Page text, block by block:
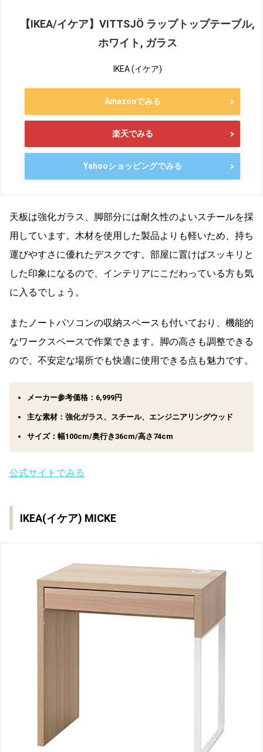
【IKEA/イケア】VITTSJÖ ラップトップテーブル,
ホワイト, ガラス
IKEA (イケア)
Amazonでみる
楽天でみる
Yahooショッピングでみる
天板は強化ガラス、脚部分には耐久性のよいスチールを採
用しています。木材を使用した製品よりも軽いため、持ち
運びやすさに優れたデスクです。部屋に置けばスッキリと
した印象になるので、インテリアにこだわっている方も気
に入るでしょう。
またノートパソコンの収納スペースも付いており、機能的
なワークスペースで作業できます。脚の高さも調整できる
ので、不安定な場所でも快適に使用できる点も魅力です。
メーカー参考価格：6,999円
主な素材：強化ガラス、スチール、エンジニアリングウッド
サイズ：幅100cm/奥行き36cm/高さ74cm
公式サイトでみる
IKEA(イケア) MICKE